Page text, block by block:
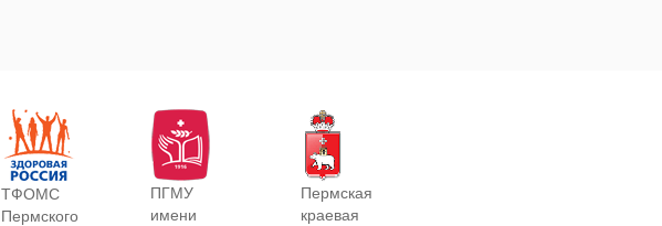
ТФОМС
Пермского
ПГМУ
имени
Пермская
краевая